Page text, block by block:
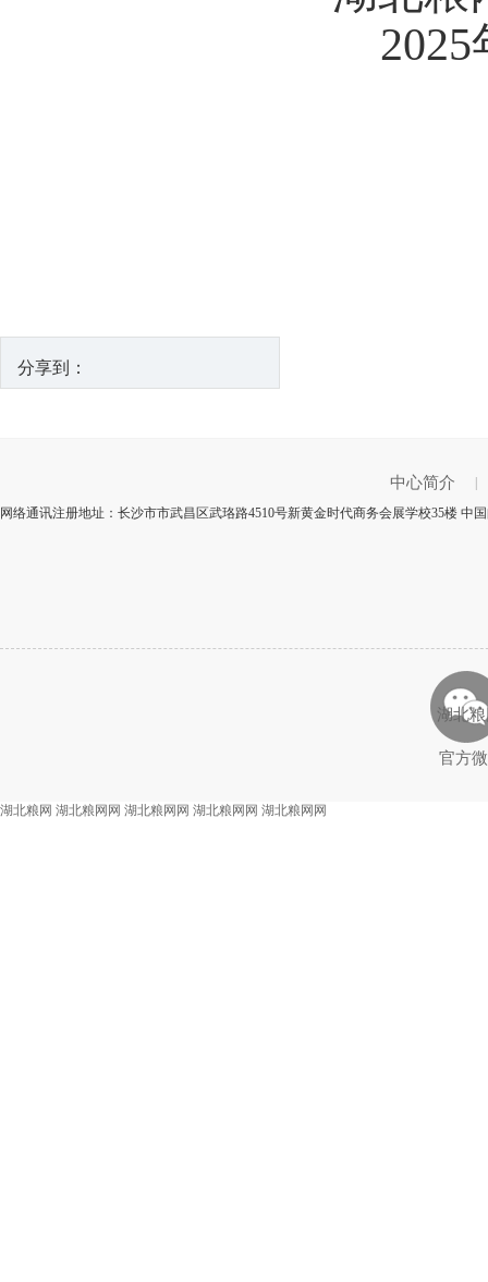
2025
分享到：
中心简介
网络通讯注册地址：长沙市市武昌区武珞路4510号新黄金时代商务会展学校35楼 中
湖北
官方
湖北粮网 湖北粮网网 湖北粮网网 湖北粮网网 湖北粮网网